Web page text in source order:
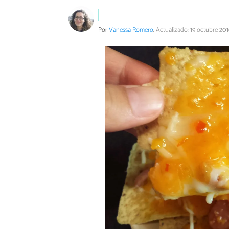
PorVanessa Romero.Actualizado: 19 octubre